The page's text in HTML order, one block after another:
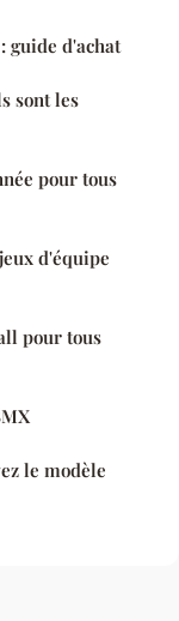
guide d'achat
sont les
pour tous
d'équipe
pour tous
le modèle